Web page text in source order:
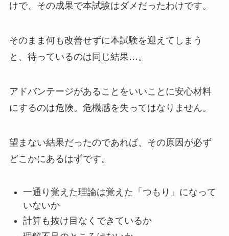
けで、その成果で本試験はダメだったわけです。
そのまま何も改善せずに本試験を迎えてしまう
と、待っているのは同じ結果…。
アドバンテージがあることをいいことに安心材料
にするのは危険。危機感を失ってはなりません。
望まない結果だったのであれば、その原因が必ず
どこかにあるはずです。
一通り覚えた理論は覚えた「つもり」になって
いないか
計算も抜け目なくできているか